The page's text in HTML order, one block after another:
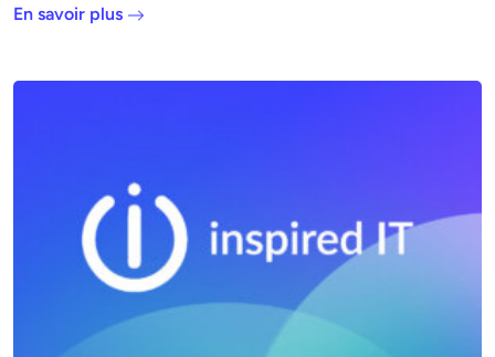
En savoir plus